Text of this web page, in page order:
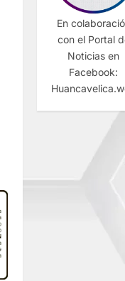
En
con el Portal
Noticias en
Facebook: